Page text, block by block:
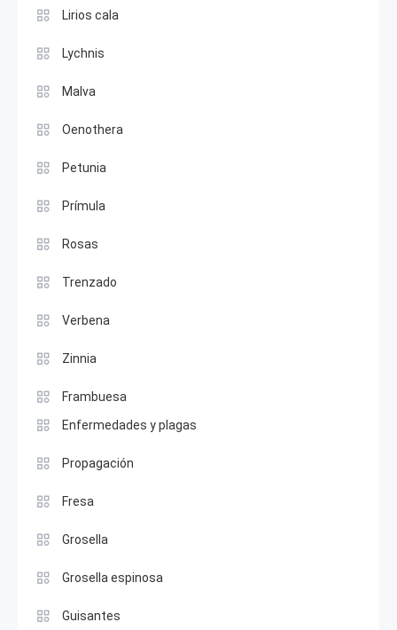
Lirios cala
Lychnis
Malva
Oenothera
Petunia
Prímula
Rosas
Trenzado
Verbena
Zinnia
Frambuesa
Enfermedades y plagas
Propagación
Fresa
Grosella
Grosella espinosa
Guisantes